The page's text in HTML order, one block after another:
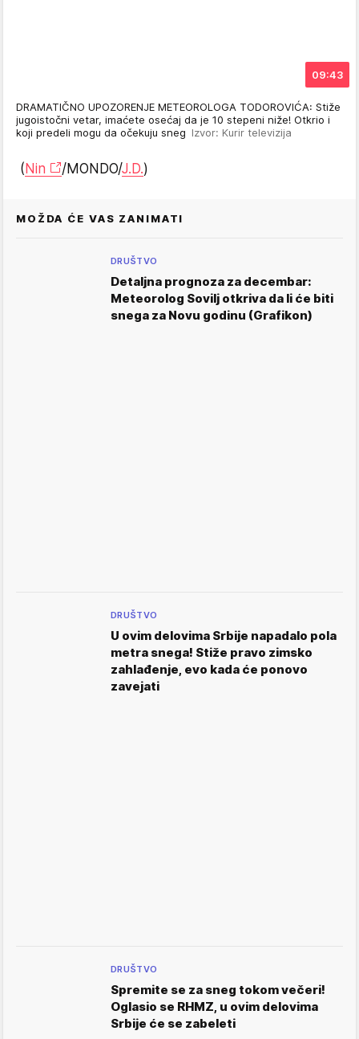
09:43
DRAMATIČNO UPOZORENJE METEOROLOGA TODOROVIĆA: Stiže
jugoistočni vetar, imaćete osećaj da je 10 stepeni niže! Otkrio i
koji predeli mogu da očekuju sneg Izvor: Kurir televizija
( Nin /MONDO/J.D.)
MOŽDA ĆE VAS ZANIMATI
DRUŠTVO
Detaljna prognoza za decembar:
Meteorolog Sovilj otkriva da li će biti
snega za Novu godinu (Grafikon)
DRUŠTVO
U ovim delovima Srbije napadalo pola
metra snega! Stiže pravo zimsko
zahlađenje, evo kada će ponovo
zavejati
DRUŠTVO
Spremite se za sneg tokom večeri!
Oglasio se RHMZ, u ovim delovima
Srbije će se zabeleti